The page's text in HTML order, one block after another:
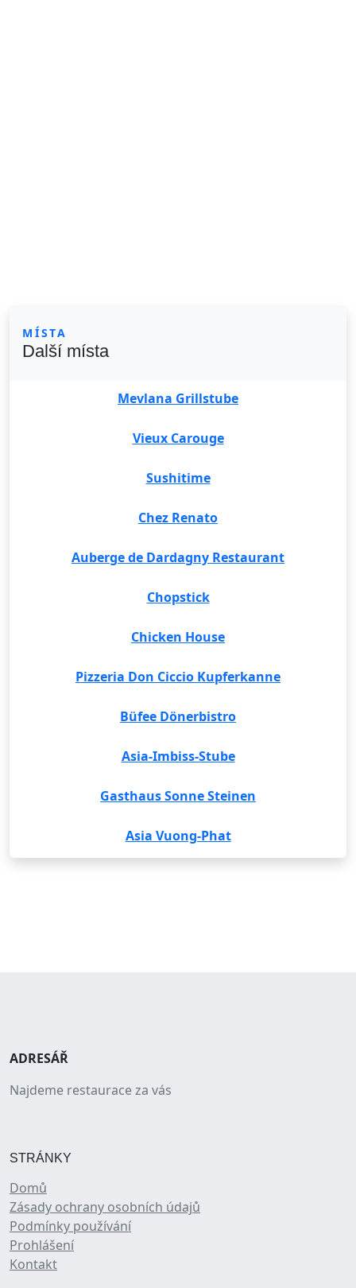
MÍSTA
Další místa
Mevlana Grillstube
Vieux Carouge
Sushitime
Chez Renato
Auberge de Dardagny Restaurant
Chopstick
Chicken House
Pizzeria Don Ciccio Kupferkanne
Büfee Dönerbistro
Asia-Imbiss-Stube
Gasthaus Sonne Steinen
Asia Vuong-Phat
ADRESÁŘ
Najdeme restaurace za vás
STRÁNKY
Domů
Zásady ochrany osobních údajů
Podmínky používání
Prohlášení
Kontakt